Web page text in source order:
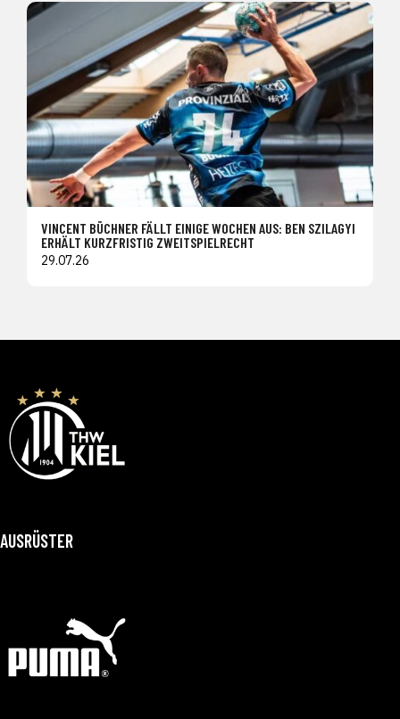
VINCENT BÜCHNER FÄLLT EINIGE WOCHEN AUS: BEN SZILAGYI
ERHÄLT KURZFRISTIG ZWEITSPIELRECHT
29.07.26
AUSRÜSTER